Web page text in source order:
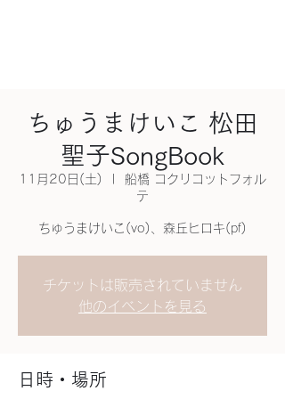
ちゅうまけいこ 松田
聖子SongBook
11月20日(土)
船橋 コクリコットフォル
テ
ちゅうまけいこ(vo)、森丘ヒロキ(pf)
チケットは販売されていません
他のイベントを見る
日時・場所